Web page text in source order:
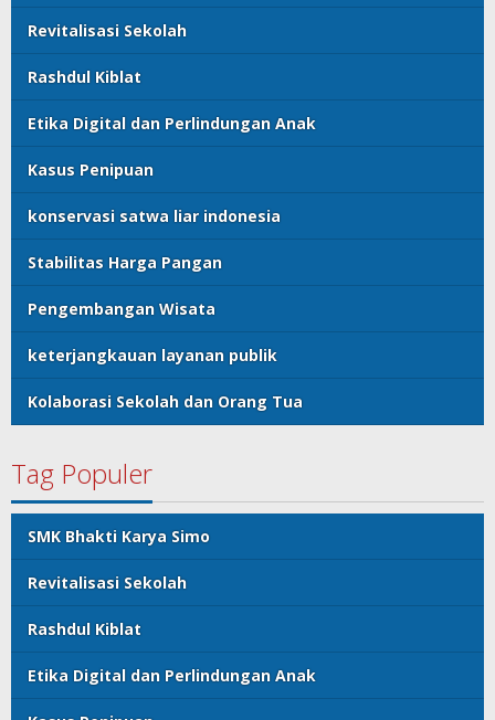
Revitalisasi Sekolah
Rashdul Kiblat
Etika Digital dan Perlindungan Anak
Kasus Penipuan
konservasi satwa liar indonesia
Stabilitas Harga Pangan
Pengembangan Wisata
keterjangkauan layanan publik
Kolaborasi Sekolah dan Orang Tua
Tag Populer
SMK Bhakti Karya Simo
Revitalisasi Sekolah
Rashdul Kiblat
Etika Digital dan Perlindungan Anak